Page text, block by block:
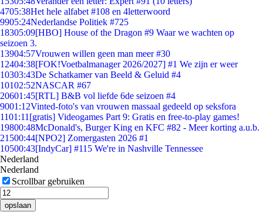
4705:38Het hele alfabet #108 en 4letterwoord
9905:24Nederlandse Politiek #725
18305:09[HBO] House of the Dragon #9 Waar we wachten op
seizoen 3.
13904:57Vrouwen willen geen man meer #30
12404:38[FOK!Voetbalmanager 2026/2027] #1 We zijn er weer
10303:43De Schatkamer van Beeld & Geluid #4
10102:52NASCAR #67
20601:45[RTL] B&B vol liefde 6de seizoen #4
9001:12Vinted-foto's van vrouwen massaal gedeeld op seksfora
1101:11 [gratis] Videogames Part 9: Gratis en free-to-play games!
19800:48McDonald's, Burger King en KFC #82 - Meer korting a.u.b.
21500:44[NPO2] Zomergasten 2026 #1
10500:43[IndyCar] #115 We're in Nashville Tennessee
Nederland
Nederland
Scrollbar gebruiken
opslaan